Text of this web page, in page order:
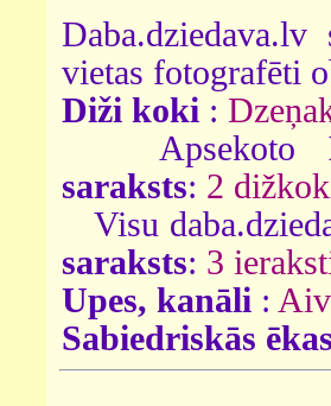
vietas fotografēti
Diži koki :
Apsekoto
saraksts: 2
Visu
saraksts: 3
Upes, kanāli :
Sabiedriskās